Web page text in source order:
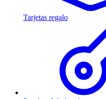
Tarjetas regalo